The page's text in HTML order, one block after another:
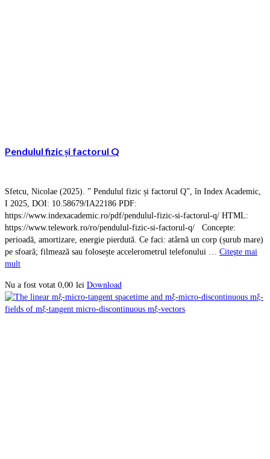
Pendulul fizic și factorul Q
Sfetcu, Nicolae (2025). ” Pendulul fizic și factorul Q”, în Index Academic,
I 2025, DOI: 10.58679/IA22186 PDF:
https://www.indexacademic.ro/pdf/pendulul-fizic-si-factorul-q/ HTML:
https://www.telework.ro/ro/pendulul-fizic-si-factorul-q/ Concepte:
perioadă, amortizare, energie pierdută. Ce faci: atârnă un corp (șurub mare)
pe sfoară; filmează sau folosește accelerometrul telefonului … Citeşte mai
mult
Nu a fost votat 0,00 lei Download